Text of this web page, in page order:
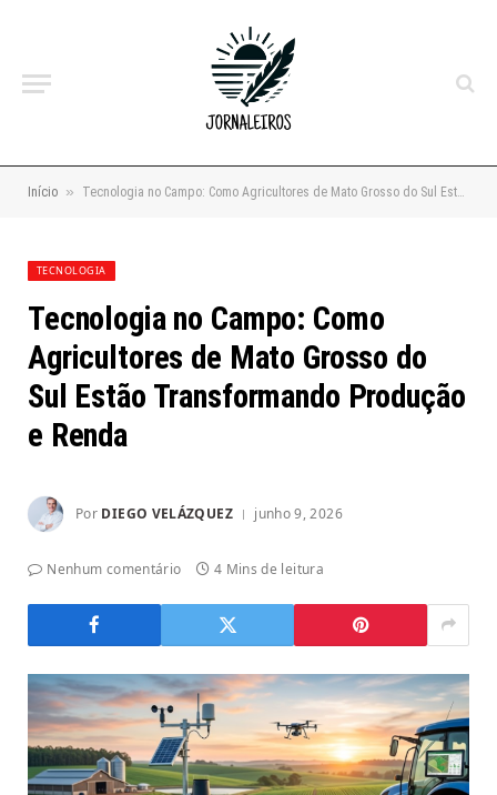
Início » Tecnologia no Campo: Como Agricultores de Mato Grosso do Sul Estão Transformando Produção e Renda
TECNOLOGIA
Tecnologia no Campo: Como
Agricultores de Mato Grosso do
Sul Estão Transformando Produção
e Renda
Por DIEGO VELÁZQUEZ junho 9, 2026
Nenhum comentário 4 Mins de leitura